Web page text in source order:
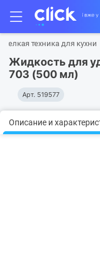
Мелкая техника для кухни
Жидкость для
703 (500 мл)
Арт. 519577
Описание и